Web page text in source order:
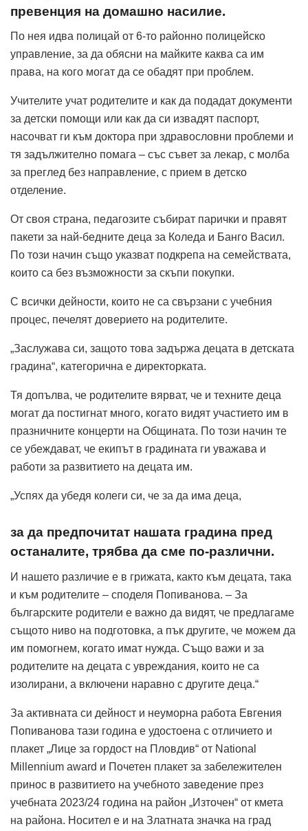
превенция на домашно насилие.
По нея идва полицай от 6-то районно полицейско
управление, за да обясни на майките каква са им
права, на кого могат да се обадят при проблем.
Учителите учат родителите и как да подадат документи
за детски помощи или как да си извадят паспорт,
насочват ги към доктора при здравословни проблеми и
тя задължително помага – със съвет за лекар, с молба
за преглед без направление, с прием в детско
отделение.
От своя страна, педагозите събират парички и правят
пакети за най-бедните деца за Коледа и Банго Васил.
По този начин също указват подкрепа на семействата,
които са без възможности за скъпи покупки.
С всички дейности, които не са свързани с учебния
процес, печелят доверието на родителите.
„Заслужава си, защото това задържа децата в детската
градина“, категорична е директорката.
Тя допълва, че родителите вярват, че и техните деца
могат да постигнат много, когато видят участието им в
празничните концерти на Общината. По този начин те
се убеждават, че екипът в градината ги уважава и
работи за развитието на децата им.
„Успях да убедя колеги си, че за да има деца,
за да предпочитат нашата градина пред
останалите, трябва да сме по-различни.
И нашето различие е в грижата, както към децата, така
и към родителите – споделя Попиванова. – За
българските родители е важно да видят, че предлагаме
същото ниво на подготовка, а пък другите, че можем да
им помогнем, когато имат нужда. Също важи и за
родителите на децата с увреждания, които не са
изолирани, а включени наравно с другите деца.“
За активната си дейност и неуморна работа Евгения
Попиванова тази година е удостоена с отличието и
плакет „Лице за гордост на Пловдив“ от National
Millennium award и Почетен плакет за забележителен
принос в развитието на учебното заведение през
учебната 2023/24 година на район „Източен“ от кмета
на района. Носител е и на Златната значка на град